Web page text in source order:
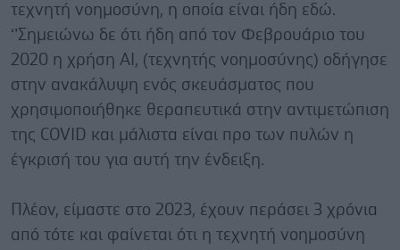
τεχνητή νοημοσύνη, η οποία είναι ήδη εδώ.
‘’Σημειώνω δε ότι ήδη από τον Φεβρουάριο του
2020 η χρήση ΑΙ, (τεχνητής νοημοσύνης) οδήγησε
στην ανακάλυψη ενός σκευάσματος που
χρησιμοποιήθηκε θεραπευτικά στην αντιμετώπιση
της COVID και μάλιστα είναι προ των πυλών η
έγκρισή του για αυτή την ένδειξη.
Πλέον, είμαστε στο 2023, έχουν περάσει 3 χρόνια
από τότε και φαίνεται ότι η τεχνητή νοημοσύνη